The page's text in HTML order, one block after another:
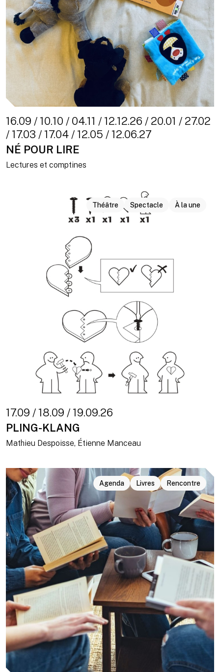
16.09 / 10.10 / 04.11 / 12.12.26 / 20.01 / 27.02
/ 17.03 / 17.04 / 12.05 / 12.06.27
NÉ POUR LIRE
Lectures et comptines
Théâtre Spectacle À la une
17.09 / 18.09 / 19.09.26
PLING-KLANG
Mathieu Despoisse, Étienne Manceau
Agenda Livres Rencontre